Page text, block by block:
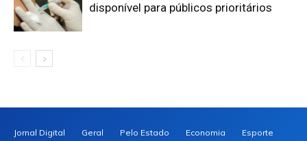
disponível para públicos prioritários
Jornal Digital Geral Pelo Estado Economia Esporte